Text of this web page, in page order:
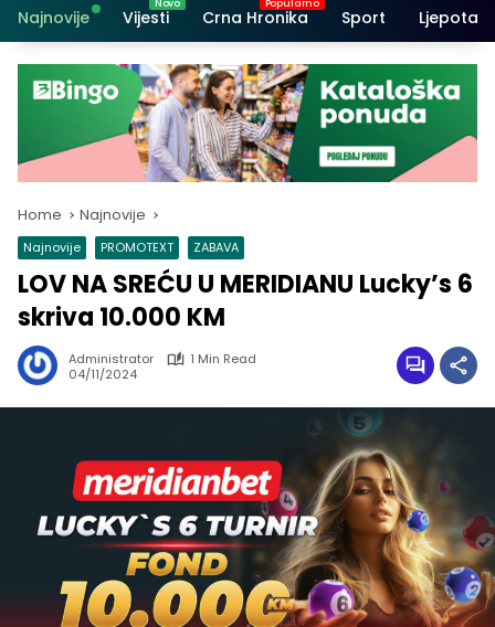
Najnovije Vijesti Crna Hronika Sport Ljepota i
Home Najnovije
Najnovije PROMOTEXT ZABAVA
LOV NA SREĆU U MERIDIANU Lucky’s 6
skriva 10.000 KM
Administrator
1 Min Read
04/11/2024